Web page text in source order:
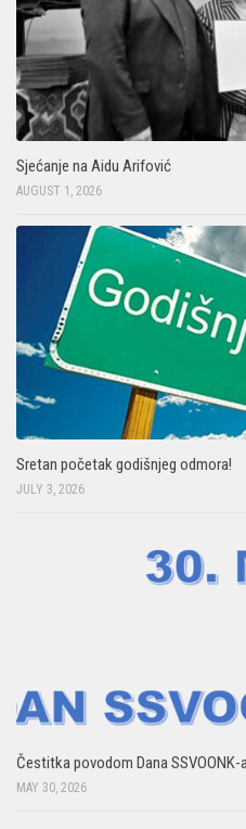
Sjećanje na Aidu Arifović
AUGUST 1, 2026
Sretan početak godišnjeg odmora!
JULY 3, 2026
Čestitka povodom Dana SSVOONK-
MAY 30, 2026